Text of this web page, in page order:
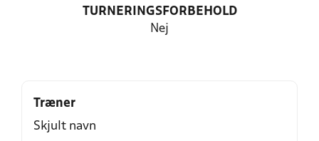
TURNERINGSFORBEHOLD
Nej
Træner
Skjult navn